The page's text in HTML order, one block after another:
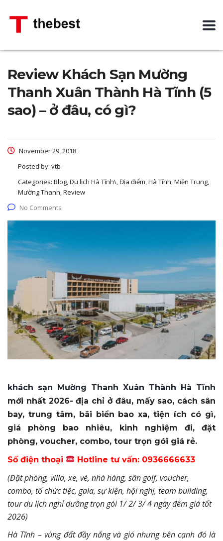
Review Khách Sạn Mường
Thanh Xuân Thành Hà Tĩnh (5
sao) – ở đâu, có gì?
November 29, 2018
Posted by: vtb
Categories: Blog, Du lịch Hà Tĩnh\, Địa điểm, Hà Tĩnh, Miền Trung,
Mường Thanh, Review
No Comments
khách sạn Mường Thanh Xuân Thành Hà Tĩnh
mới nhất 2026- địa chỉ ở đâu, mấy sao, cách sân
bay, trung tâm, bãi biển bao xa, tiện ích có gì,
giá phòng bao nhiêu, kinh nghiệm đi, đặt
phòng, voucher, combo, tour trọn gói giá rẻ.
Số điện thoại
Hotline tư vấn: 0936666633
(Đặt phòng, villa, xe, vé, nhà hàng, sân golf, voucher,
combo, tổ chức tiệc, gala, sự kiện, hội nghị, team building,
tour du lịch nghỉ dưỡng trọn gói 1/ 2/ 3/ 4 ngày đêm giá tốt
2026)
Hà Tĩnh – vùng đất đầy nắng và gió nhưng bên cạnh đó là